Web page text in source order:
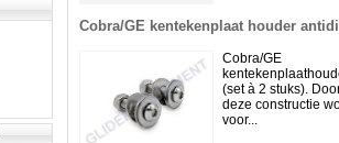
Cobra/GE kentekenplaat houder
Cobra/GE
(set à 2 stuks).
deze constructie
voor...